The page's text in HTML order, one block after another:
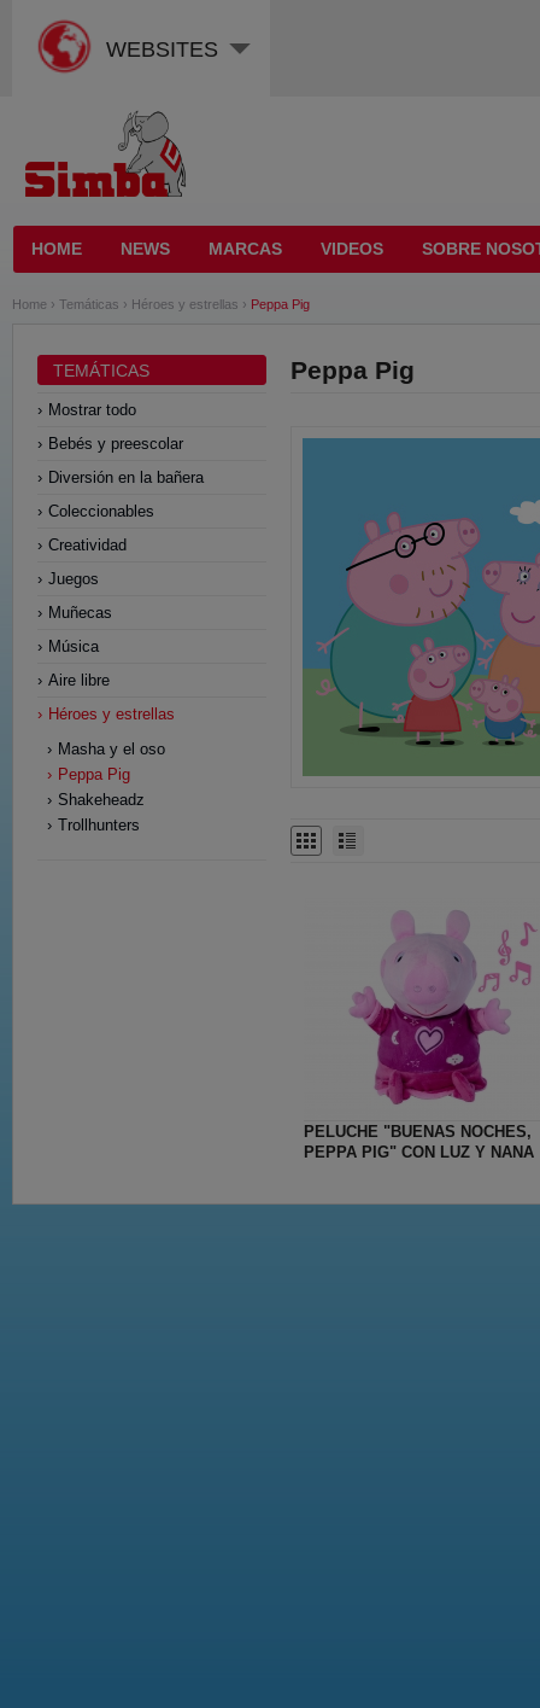
WEBSITES
HOME NEWS MARCAS VIDEOS SOBRE
Home › Temáticas › Héroes y estrellas › Peppa Pig
TEMÁTICAS
Mostrar todo
Bebés y preescolar
Diversión en la bañera
Coleccionables
Creatividad
Juegos
Muñecas
Música
Aire libre
Héroes y estrellas
Masha y el oso
Peppa Pig
Shakeheadz
Trollhunters
Peppa Pig
PELUCHE "BUENAS NOCHES,
PEPPA PIG" CON LUZ Y NANA